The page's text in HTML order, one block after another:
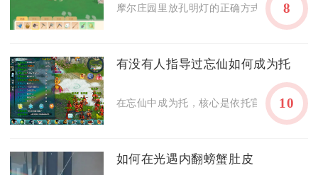
摩尔庄园里放孔明灯的正确方式，是先获
8
有没有人指导过忘仙如何成为托
在忘仙中成为托，核心是依托官方资源快
10
如何在光遇内翻螃蟹肚皮